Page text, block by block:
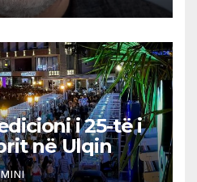
i 25-të i
në Ulqin